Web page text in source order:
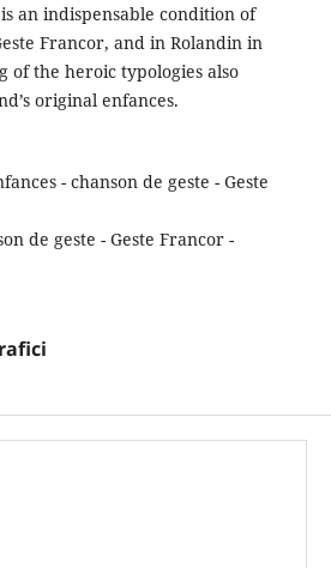
an indispensable condition of
Francor, and in Rolandin in
the heroic typologies also
original enfances.
- chanson de geste - Geste
de geste - Geste Francor -